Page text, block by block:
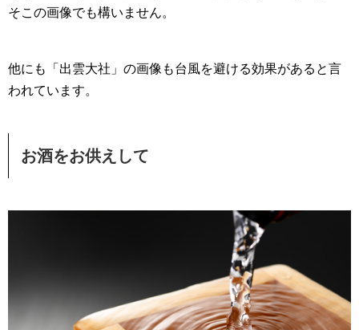
そこの画像でも構いません。
他にも「出雲大社」の画像も台風を避ける効果があると言
われています。
お酒をお供えして